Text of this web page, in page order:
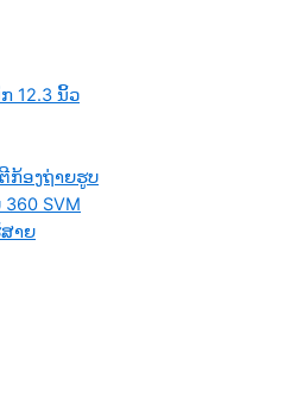
12.3 ນິ້ວ
ກ້ອງຖ່າຍຮູບ
SVM
າຍ